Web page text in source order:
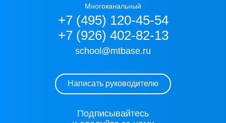
Многоканальный
+7 (495) 120-45-54
+7 (926) 402-82-13
school@mtbase.ru
Написать руководителю
Подписывайтесь